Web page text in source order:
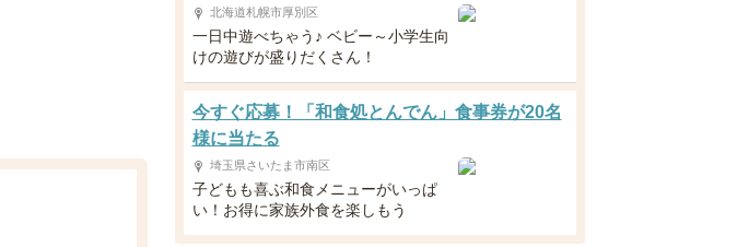
北海道札幌市厚別区
一日中遊べちゃう♪ ベビー～小学生向
けの遊びが盛りだくさん！
今すぐ応募！「和食処とんでん」食事券が20名
様に当たる
埼玉県さいたま市南区
子どもも喜ぶ和食メニューがいっぱ
い！お得に家族外食を楽しもう